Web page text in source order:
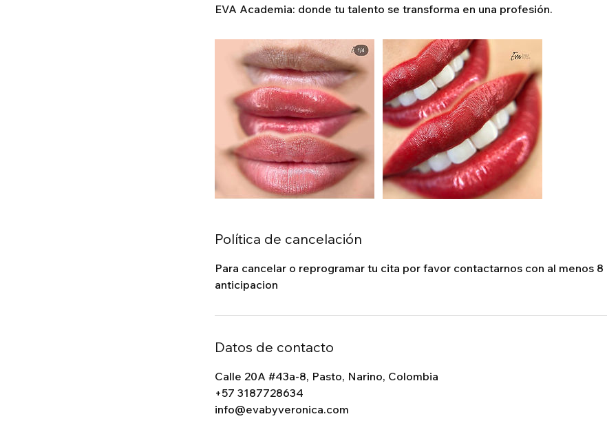
EVA Academia: donde tu talento se transforma en una profesión.
Política de cancelación
Para cancelar o reprogramar tu cita por favor contactarnos con al menos 8
anticipacion
Datos de contacto
Calle 20A #43a-8, Pasto, Narino, Colombia
+57 3187728634
info@evabyveronica.com